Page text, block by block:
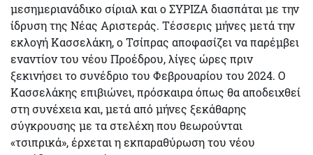
μεσημεριανάδικο σίριαλ και ο ΣΥΡΙΖΑ διασπάται με την
ίδρυση της Νέας Αριστεράς. Τέσσερις μήνες μετά την
εκλογή Κασσελάκη, ο Τσίπρας αποφασίζει να παρέμβει
εναντίον του νέου Προέδρου, λίγες ώρες πριν
ξεκινήσει το συνέδριο του Φεβρουαρίου του 2024. Ο
Κασσελάκης επιβιώνει, πρόσκαιρα όπως θα αποδειχθεί
στη συνέχεια και, μετά από μήνες ξεκάθαρης
σύγκρουσης με τα στελέχη που θεωρούνται
«τσιπρικά», έρχεται η εκπαραθύρωση του νέου